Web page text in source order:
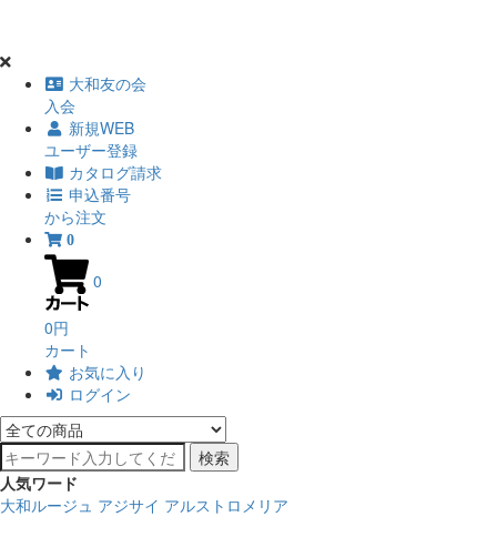
大和友の会
入会
新規WEB
ユーザー登録
カタログ請求
申込番号
から注文
0
0
0円
カート
お気に入り
ログイン
検索
人気ワード
大和ルージュ アジサイ アルストロメリア